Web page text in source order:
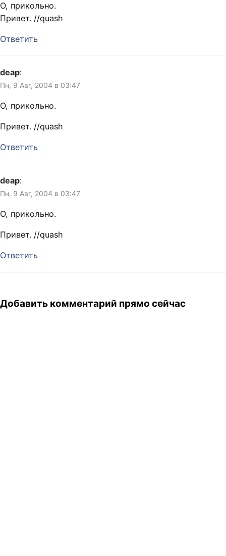
О, прикольно.
Привет. //quash
Ответить
deap:
Пн, 9 Авг, 2004 в 03:47
О, прикольно.
Привет. //quash
Ответить
deap:
Пн, 9 Авг, 2004 в 03:47
О, прикольно.
Привет. //quash
Ответить
Добавить комментарий прямо сейчас